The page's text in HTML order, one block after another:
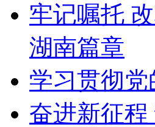
牢记嘱托
湖南篇章
学习贯彻
奋进新征